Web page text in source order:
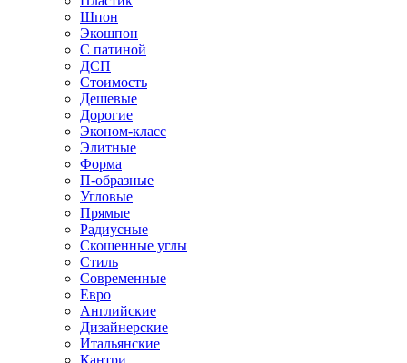
Шпон
Экошпон
С патиной
ДСП
Стоимость
Дешевые
Дорогие
Эконом-класс
Элитные
Форма
П-образные
Угловые
Прямые
Радиусные
Скошенные углы
Стиль
Современные
Евро
Английские
Дизайнерские
Итальянские
Кантри